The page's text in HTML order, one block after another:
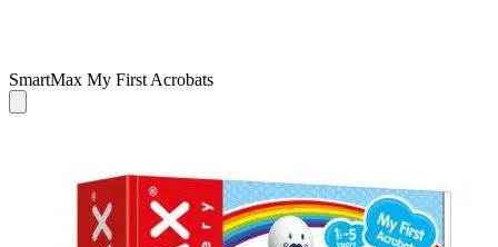
SmartMax My First Acrobats